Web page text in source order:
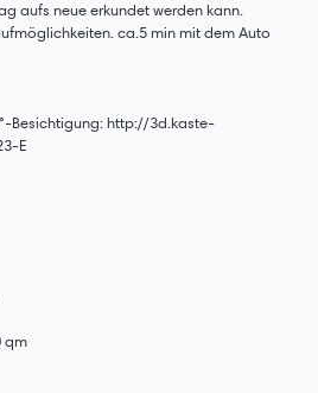
aufs neue erkundet werden kann.
ca.5 min mit dem Auto
Besichtigung: http://3d.kaste-
E
qm